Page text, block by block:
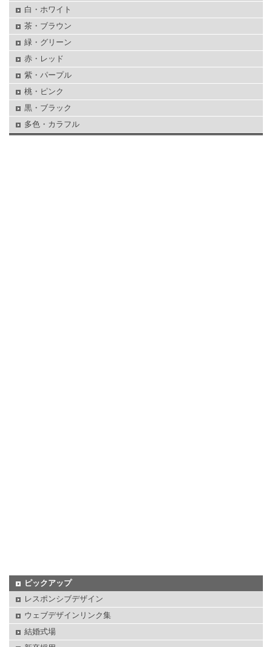
白・ホワイト
茶・ブラウン
緑・グリーン
赤・レッド
紫・パープル
桃・ピンク
黒・ブラック
多色・カラフル
ピックアップ
レスポンシブデザイン
ウェブデザインリンク集
結婚式場